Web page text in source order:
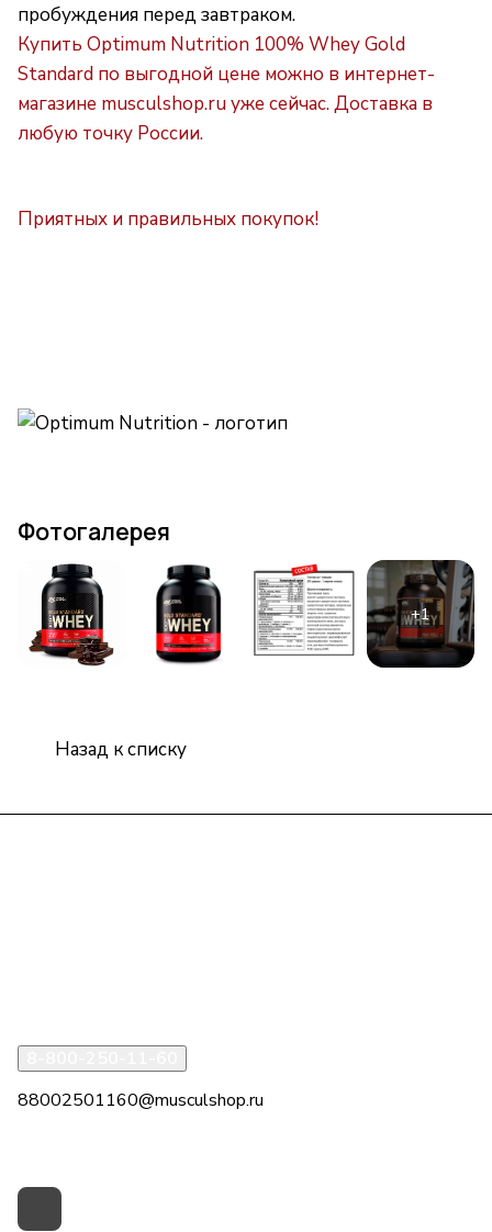
пробуждения перед завтраком.
Купить Optimum Nutrition 100% Whey Gold
Standard по выгодной цене можно в интернет-
магазине musculshop.ru уже сейчас. Доставка в
любую точку России.
Приятных и правильных покупок!
Фотогалерея
Назад к списку
88002501160@musculshop.ru